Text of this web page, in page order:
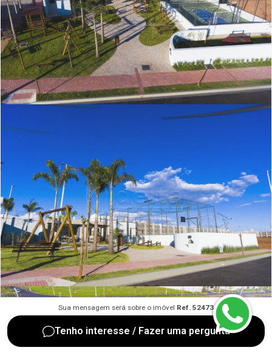
Sua mensagem será sobre o imóvel Ref. 52473
Tenho interesse / Fazer uma pergunta